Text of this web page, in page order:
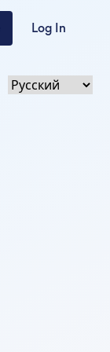
Log In